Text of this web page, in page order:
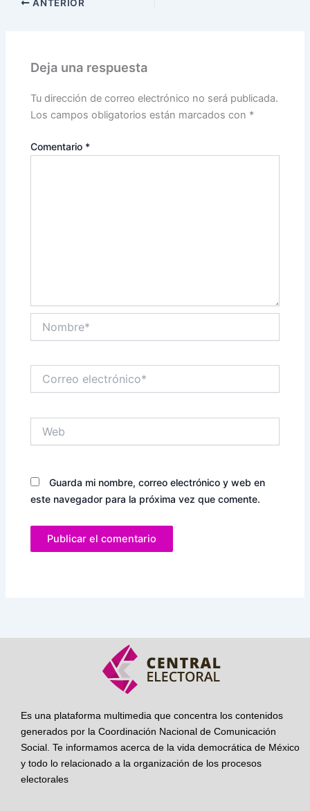
ANTERIOR
Deja una respuesta
Tu dirección de correo electrónico no será publicada.
Los campos obligatorios están marcados con *
Comentario *
electrónico*
Guarda mi nombre, correo electrónico y web en
este navegador para la próxima vez que comente.
Es una plataforma multimedia que concentra los contenidos
generados por la Coordinación Nacional de Comunicación
Social. Te informamos acerca de la vida democrática de México
y todo lo relacionado a la organización de los procesos
electorales